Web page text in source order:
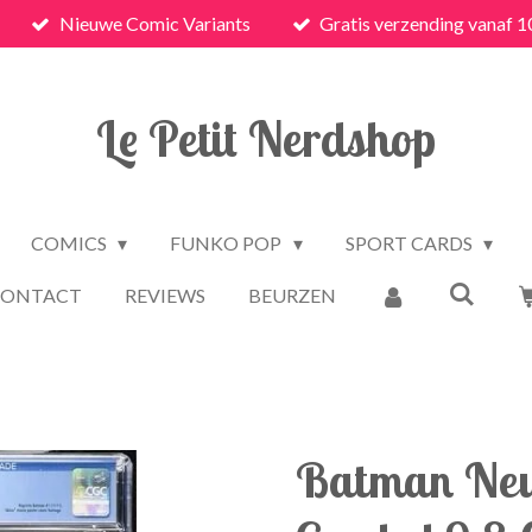
Nieuwe Comic Variants Gratis verzending vanaf
Le Petit Nerdshop
COMICS FUNKO POP SPORT CARDS
REVIEWS BEURZEN
Batman